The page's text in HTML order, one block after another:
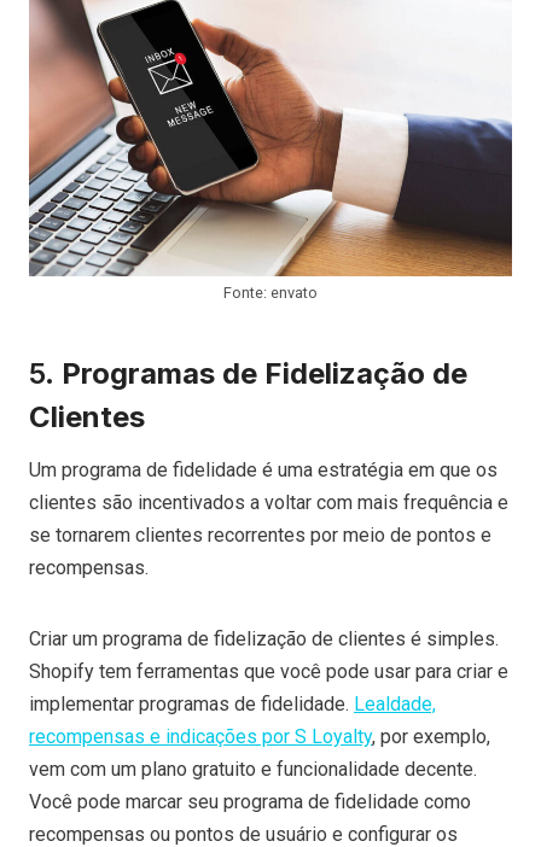
Fonte: envato
5. Programas de Fidelização de
Clientes
Um programa de fidelidade é uma estratégia em que os
clientes são incentivados a voltar com mais frequência e
se tornarem clientes recorrentes por meio de pontos e
recompensas.
Criar um programa de fidelização de clientes é simples.
Shopify tem ferramentas que você pode usar para criar e
implementar programas de fidelidade. Lealdade,
recompensas e indicações por S Loyalty, por exemplo,
vem com um plano gratuito e funcionalidade decente.
Você pode marcar seu programa de fidelidade como
recompensas ou pontos de usuário e configurar os